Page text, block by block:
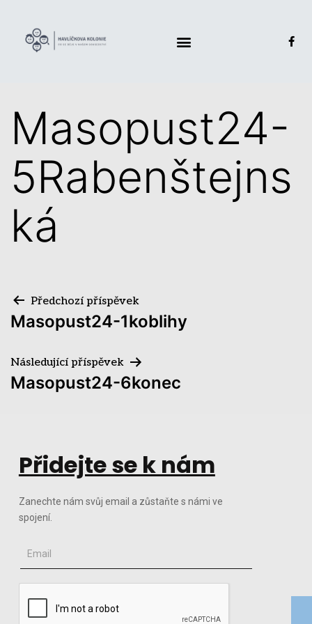
Masopust24-
5Rabenštejns
ká
Předchozí příspěvek
Masopust24-1koblihy
Následující příspěvek
Masopust24-6konec
Přidejte se k nám
Zanechte nám svůj email a zůstaňte s námi ve
spojení.